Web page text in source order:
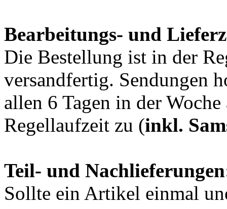
Bearbeitungs- und
Die Bestellung ist in der
versandfertig. Sendungen
allen 6 Tagen in der
Regellaufzeit zu (inkl.
Teil- und
Sollte ein Artikel einmal